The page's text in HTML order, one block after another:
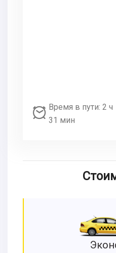
Время в пути: 2 ч
31 мин